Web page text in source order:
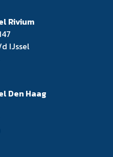
Rivium
IJssel
Den Haag